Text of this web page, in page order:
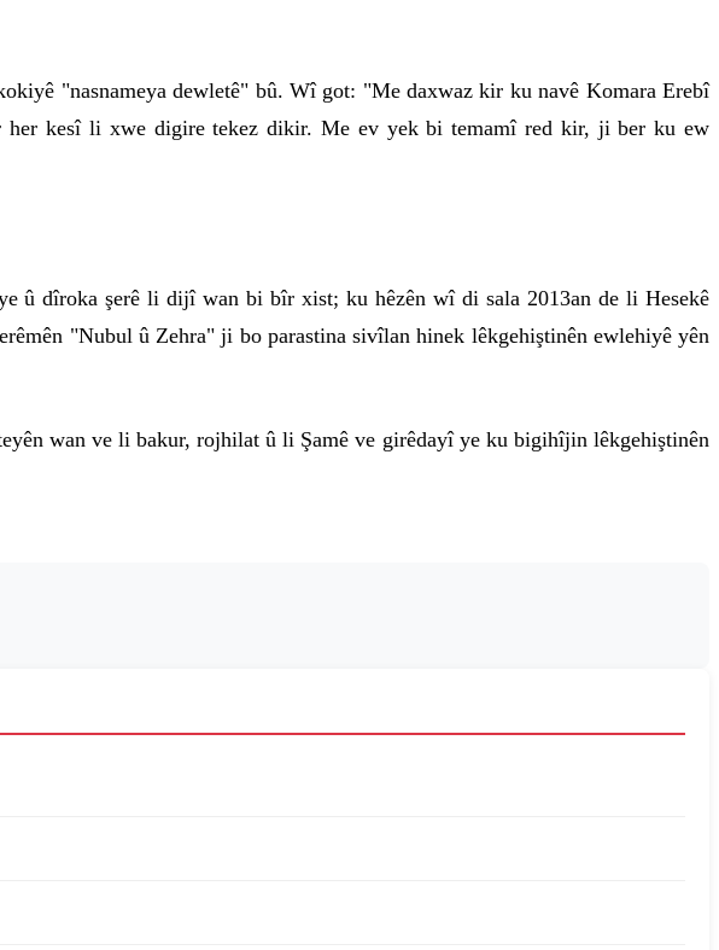
"nasnameya dewletê" bû. Wî got: "Me daxwaz kir ku navê Komara Erebî
kesî li xwe digire tekez dikir. Me ev yek bi temamî red kir, ji ber ku ew
û dîroka şerê li dijî wan bi bîr xist; ku hêzên wî di sala 2013an de li Hesekê
"Nubul û Zehra" ji bo parastina sivîlan hinek lêkgehiştinên ewlehiyê yên
wan ve li bakur, rojhilat û li Şamê ve girêdayî ye ku bigihîjin lêkgehiştinên